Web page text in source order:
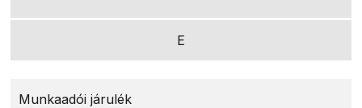
E
Munkaadói járulék